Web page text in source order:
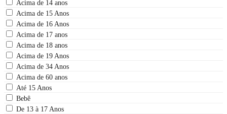
Acima de 14 anos
Acima de 15 Anos
Acima de 16 Anos
Acima de 17 anos
Acima de 18 anos
Acima de 19 Anos
Acima de 34 Anos
Acima de 60 anos
Até 15 Anos
Bebê
De 13 à 17 Anos